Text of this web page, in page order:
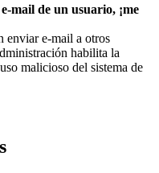
mail de un usuario, ¡me
enviar e-mail a otros
habilita la
malicioso del sistema de